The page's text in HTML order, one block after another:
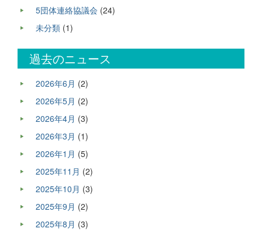
5団体連絡協議会 (24)
未分類 (1)
過去のニュース
2026年6月 (2)
2026年5月 (2)
2026年4月 (3)
2026年3月 (1)
2026年1月 (5)
2025年11月 (2)
2025年10月 (3)
2025年9月 (2)
2025年8月 (3)